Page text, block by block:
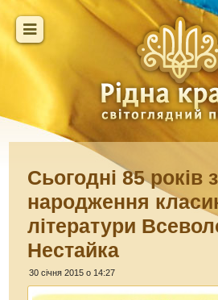
Сьогодні 85 років
народження
літератури
Нестайка
30 січня 2015 о 14:27